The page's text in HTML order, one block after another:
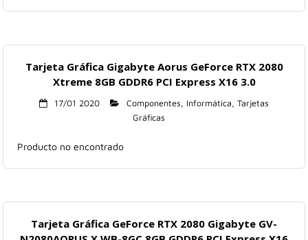
Tarjeta Gráfica Gigabyte Aorus GeForce RTX 2080
Xtreme 8GB GDDR6 PCI Express X16 3.0
17/01 2020 Componentes, Informática, Tarjetas
Gráficas
Producto no encontrado
Tarjeta Gráfica GeForce RTX 2080 Gigabyte GV-